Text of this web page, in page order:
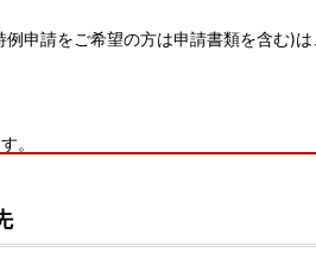
例申請をご希望の方は申請書類を含む)
。
更ができない場合があります。また転